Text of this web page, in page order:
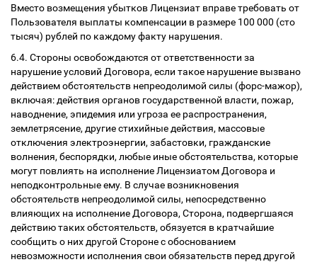
Вместо возмещения убытков Лицензиат вправе требовать от
Пользователя выплаты компенсации в размере 100 000 (сто
тысяч) рублей по каждому факту нарушения.
6.4. Стороны освобождаются от ответственности за
нарушение условий Договора, если такое нарушение вызвано
действием обстоятельств непреодолимой силы (форс-мажор),
включая: действия органов государственной власти, пожар,
наводнение, эпидемия или угроза ее распространения,
землетрясение, другие стихийные действия, массовые
отключения электроэнергии, забастовки, гражданские
волнения, беспорядки, любые иные обстоятельства, которые
могут повлиять на исполнение Лицензиатом Договора и
неподконтрольные ему. В случае возникновения
обстоятельств непреодолимой силы, непосредственно
влияющих на исполнение Договора, Сторона, подвергшаяся
действию таких обстоятельств, обязуется в кратчайшие
сообщить о них другой Стороне с обоснованием
невозможности исполнения свои обязательств перед другой